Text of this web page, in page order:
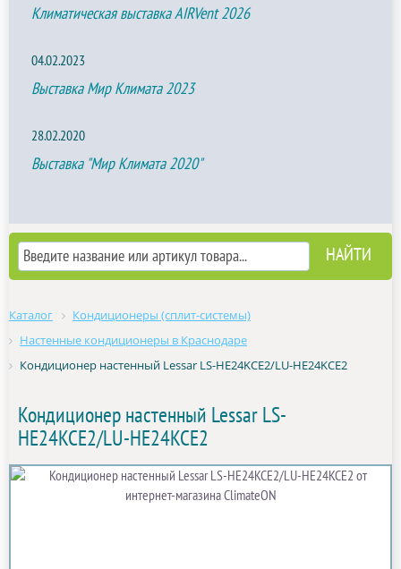
Климатическая выставка AIRVent 2026
04.02.2023
Выставка Мир Климата 2023
28.02.2020
Выставка "Мир Климата 2020"
Каталог
Кондиционеры (сплит-системы)
Настенные кондиционеры в Краснодаре
Кондиционер настенный Lessar LS-HE24KCE2/LU-HE24KCE2
Кондиционер настенный Lessar LS-
HE24KCE2/LU-HE24KCE2